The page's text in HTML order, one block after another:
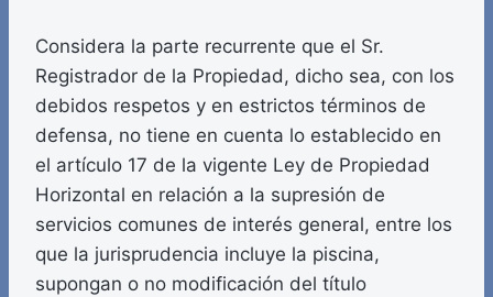
Considera la parte recurrente que el Sr.
Registrador de la Propiedad, dicho sea, con los
debidos respetos y en estrictos términos de
defensa, no tiene en cuenta lo establecido en
el artículo 17 de la vigente Ley de Propiedad
Horizontal en relación a la supresión de
servicios comunes de interés general, entre los
que la jurisprudencia incluye la piscina,
supongan o no modificación del título